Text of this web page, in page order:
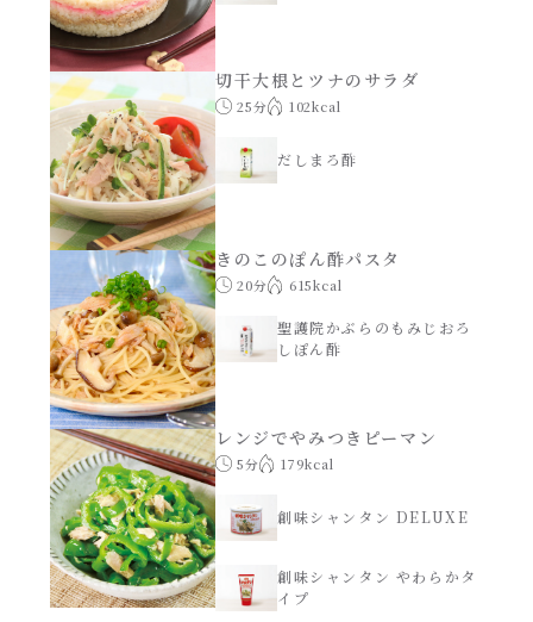
おもてなし
BBQ/キャンプ
炊飯器
ホットプレート
レンジ調理
お子さま
節分
ひなまつり
こどもの日
ハコネーゼ 完熟トマト
ハコネーゼ 海老クリーム
ハコネーゼ ボロネーゼ
ハコネーゼ ポルチーニ
ハコネーゼ カルボナーラ
ハコネーゼ イカスミ
ハコネーゼ ボンゴレ
ハコネーゼ アラビアータ
切干大根とツナのサラダ
25分 102kcal
だしまろ酢
きのこのぽん酢パスタ
20分 615kcal
聖護院かぶらのもみじおろ
しぽん酢
レンジでやみつきピーマン
5分 179kcal
創味シャンタン DELUXE
創味シャンタン やわらかタ
イプ